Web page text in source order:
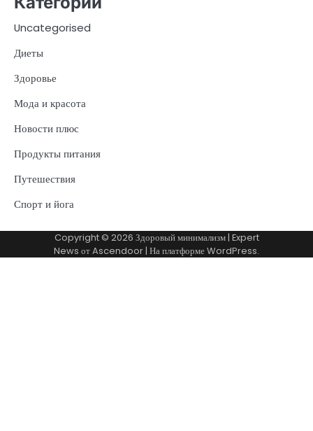
Uncategorised
Диеты
Здоровье
Мода и красота
Новости плюс
Продукты питания
Путешествия
Спорт и йога
Copyright © 2026 Здоровый минимализм| Expert
News отAscendoor| На платформеWordPress.